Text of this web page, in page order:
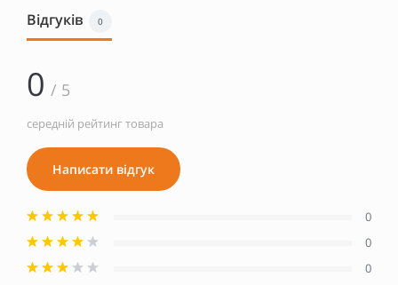
Відгуків 0
0 / 5
середній рейтинг товара
Написати відгук
0
0
0